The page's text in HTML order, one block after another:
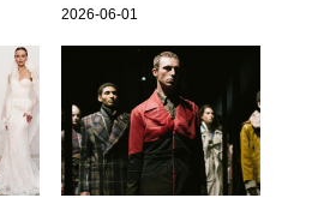
2026-06-01